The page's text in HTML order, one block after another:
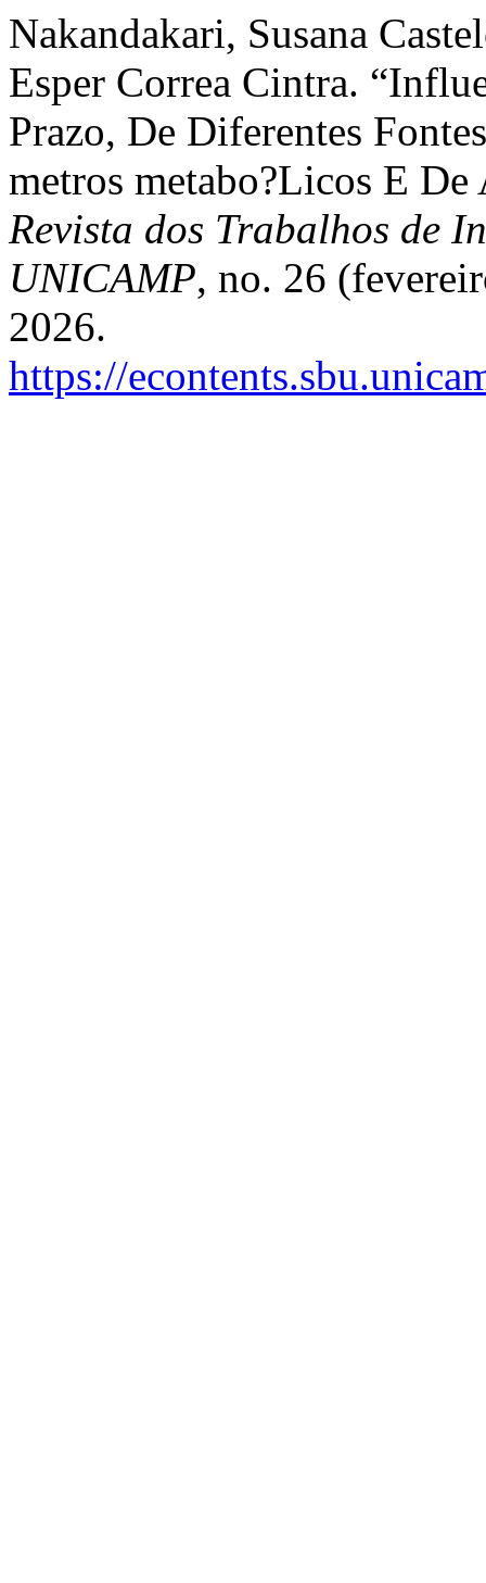
Nakandakari, Susana
Esper Correa Cintra.
Prazo, De Diferentes
metros metabo?Licos E
Revista dos Trabalhos de
UNICAMP, no. 26
2026.
https://